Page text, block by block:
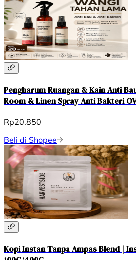
Pengharum Ruangan & Kain Anti
Room & Linen Spray Anti Bakteri
Rp20.850
Beli di Shopee
Kopi Instan Tanpa Ampas Blend |